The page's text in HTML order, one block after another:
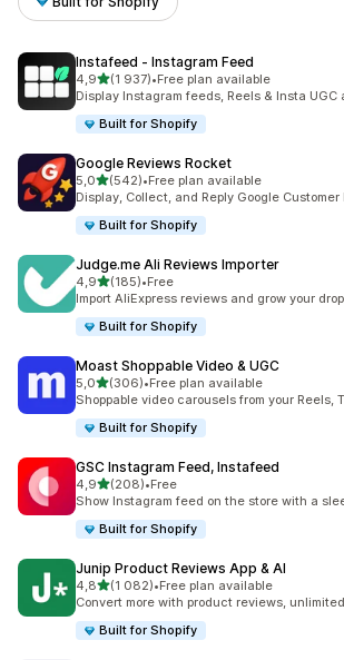
Instafeed ‑ Instagram Feed
4,9z 5 hvězd
(1 937)
Celkový počet recenzí: 1937
•Free plan available
Display Instagram feeds, Reels & Insta UGC
Built for Shopify
Google Reviews Rocket
5,0z 5 hvězd
(542)
Celkový počet recenzí: 542
•Free plan available
Display, Collect, and Reply Google
Built for Shopify
Judge.me Ali Reviews Importer
4,9z 5 hvězd
(185)
Celkový počet recenzí: 185
•Free
Import AliExpress reviews and grow your
Built for Shopify
Moast Shoppable Video & UGC
5,0z 5 hvězd
(306)
Celkový počet recenzí: 306
•Free plan available
Shoppable video carousels from your Reels,
Built for Shopify
GSC Instagram Feed, Instafeed
4,9z 5 hvězd
(208)
Celkový počet recenzí: 208
•Free
Show Instagram feed on the store with a
Built for Shopify
Junip Product Reviews App & AI
4,8z 5 hvězd
(1 082)
Celkový počet recenzí: 1082
•Free plan available
Convert more with product reviews,
Built for Shopify